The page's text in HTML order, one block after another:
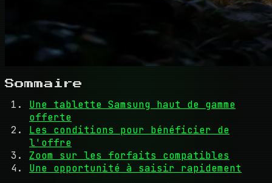
Sommaire
Une tablette Samsung haut de gamme
offerte
Les conditions pour bénéficier de
l'offre
Zoom sur les forfaits compatibles
Une opportunité à saisir rapidement